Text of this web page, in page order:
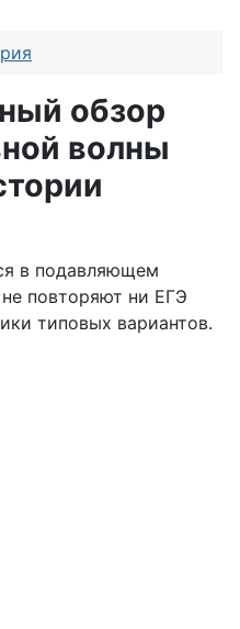
обзор
волны
в подавляющем
повторяют ни ЕГЭ
типовых вариантов.